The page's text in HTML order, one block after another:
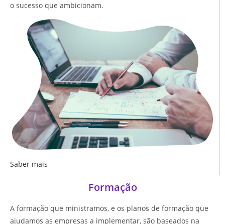
o sucesso que ambicionam.
Saber mais
Formação
A formação que ministramos, e os planos de formação que
ajudamos as empresas a implementar, são baseados na